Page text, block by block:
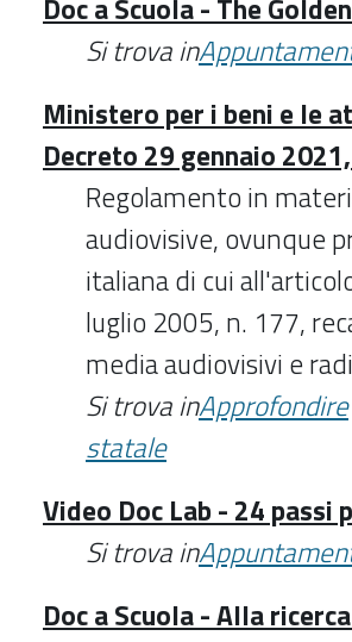
Doc a Scuola - The
Si trova in
Ministero per i beni e le
Decreto 29 gennaio
Regolamento in
audiovisive, ovunque
italiana di cui
luglio 2005, n. 177,
media audiovisivi e
Si trova inApprofondire
statale
Video Doc Lab - 24
Si trova in
Doc a Scuola - Alla